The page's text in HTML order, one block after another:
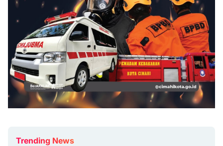
Trending News